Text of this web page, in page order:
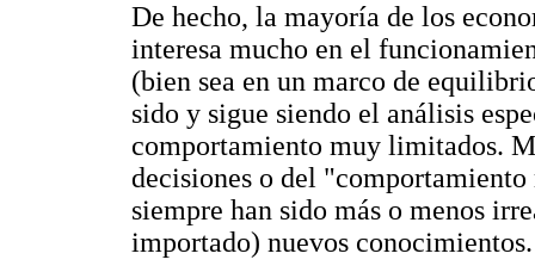
De hecho, la mayoría de los
interesa mucho en el
(bien sea en un marco de
sido y sigue siendo el análisis
comportamiento muy limitados.
decisiones o del
siempre han sido más o menos
importado) nuevos conocimientos.